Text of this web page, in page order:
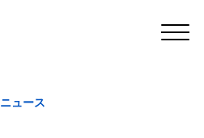
ニュース